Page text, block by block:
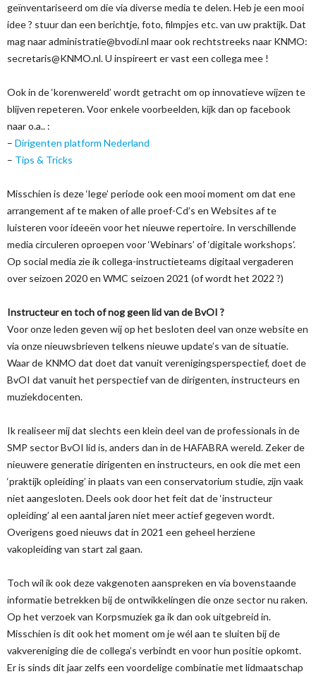
geïnventariseerd om die via diverse media te delen. Heb je een mooi
idee ? stuur dan een berichtje, foto, filmpjes etc. van uw praktijk. Dat
mag naar administratie@bvodi.nl maar ook rechtstreeks naar KNMO:
secretaris@KNMO.nl. U inspireert er vast een collega mee !
Ook in de ‘korenwereld’ wordt getracht om op innovatieve wijzen te
blijven repeteren. Voor enkele voorbeelden, kijk dan op facebook
naar o.a.. :
– Dirigenten platform Nederland
– Tips & Tricks
Misschien is deze ‘lege’ periode ook een mooi moment om dat ene
arrangement af te maken of alle proef-Cd’s en Websites af te
luisteren voor ideeën voor het nieuwe repertoire. In verschillende
media circuleren oproepen voor ‘Webinars’ of ‘digitale workshops’.
Op social media zie ik collega-instructieteams digitaal vergaderen
over seizoen 2020 en WMC seizoen 2021 (of wordt het 2022 ?)
Instructeur en toch of nog geen lid van de BvOI ?
Voor onze leden geven wij op het besloten deel van onze website en
via onze nieuwsbrieven telkens nieuwe update’s van de situatie.
Waar de KNMO dat doet dat vanuit verenigingsperspectief, doet de
BvOI dat vanuit het perspectief van de dirigenten, instructeurs en
muziekdocenten.
Ik realiseer mij dat slechts een klein deel van de professionals in de
SMP sector BvOI lid is, anders dan in de HAFABRA wereld. Zeker de
nieuwere generatie dirigenten en instructeurs, en ook die met een
‘praktijk opleiding’ in plaats van een conservatorium studie, zijn vaak
niet aangesloten. Deels ook door het feit dat de ‘instructeur
opleiding’ al een aantal jaren niet meer actief gegeven wordt.
Overigens goed nieuws dat in 2021 een geheel herziene
vakopleiding van start zal gaan.
Toch wil ik ook deze vakgenoten aanspreken en via bovenstaande
informatie betrekken bij de ontwikkelingen die onze sector nu raken.
Op het verzoek van Korpsmuziek ga ik dan ook uitgebreid in.
Misschien is dit ook het moment om je wél aan te sluiten bij de
vakvereniging die de collega’s verbindt en voor hun positie opkomt.
Er is sinds dit jaar zelfs een voordelige combinatie met lidmaatschap